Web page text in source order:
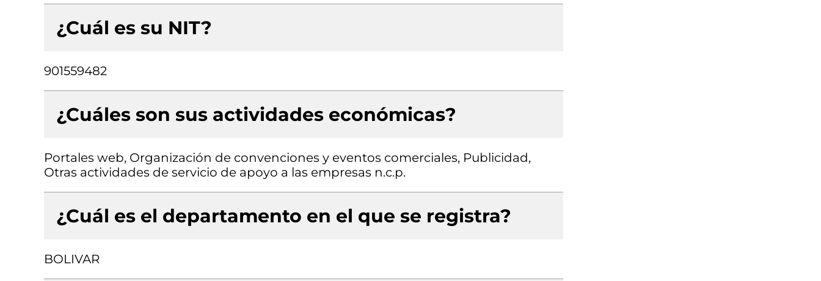
¿Cuál es su NIT?
901559482
¿Cuáles son sus actividades económicas?
Portales web, Organización de convenciones y eventos comerciales, Publicidad,
Otras actividades de servicio de apoyo a las empresas n.c.p.
¿Cuál es el departamento en el que se registra?
BOLIVAR